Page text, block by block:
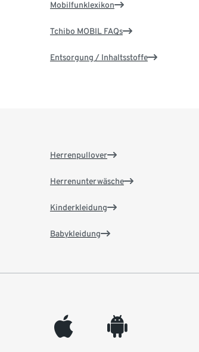
Mobilfunklexikon
Tchibo MOBIL FAQs
Entsorgung / Inhaltsstoffe
Herrenpullover
Herrenunterwäsche
Kinderkleidung
Babykleidung
appleinc android